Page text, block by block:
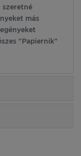
szeretné
más
"Papiernik"